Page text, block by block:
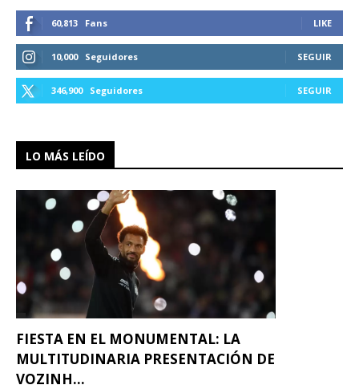
60,813 Fans LIKE
10,000 Seguidores SEGUIR
346,900 Seguidores SEGUIR
LO MÁS LEÍDO
FIESTA EN EL MONUMENTAL: LA
MULTITUDINARIA PRESENTACIÓN DE
VOZINH...